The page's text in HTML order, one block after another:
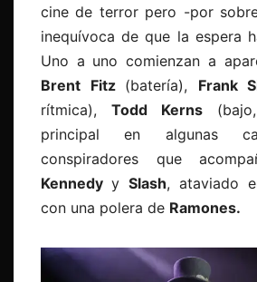
cine de terror pero -por
inequívoca de que la espera
Uno a uno comienzan a
Brent Fitz (batería), Frank
rítmica),Todd Kerns
principal en algunas
conspiradores que
Kennedy y Slash, ataviado
con una polera de Ramones.